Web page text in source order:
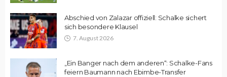
Abschied von Zalazar offiziell: Schalke sichert
sich besondere Klausel
7. August 2026
„Ein Banger nach dem anderen“: Schalke-Fans
feiern Baumann nach Ebimbe-Transfer